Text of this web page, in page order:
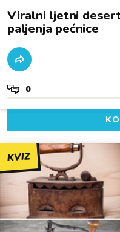
Viralni ljetni
paljenja pećnice
0
KVIZ